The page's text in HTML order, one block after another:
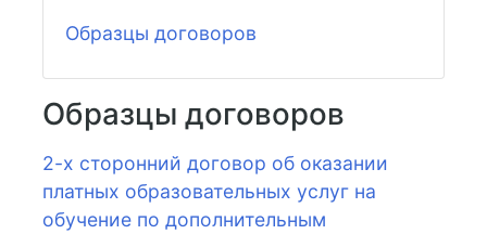
Образцы договоров
2-х сторонний договор об оказании
платных образовательных услуг на
обучение по дополнительным
Образцы договоров